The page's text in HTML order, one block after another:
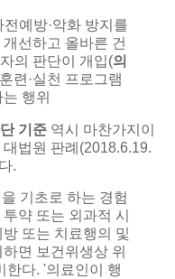
예방·악화 방지를
선하고 올바른 건
의 판단이 개입(의
련·실천 프로그램
행위
기준 역시 마찬가지이
법원 판례(2018.6.19.
.
기초로 하는 경험
약 또는 외과적 시
또는 치료행의 및
면 보건위생상 위
한다. '의료인이 행